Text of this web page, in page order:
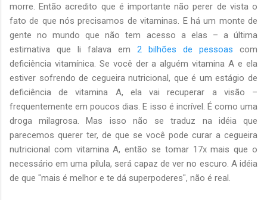
morre. Então acredito que é importante não perer de vista o
fato de que nós precisamos de vitaminas. E há um monte de
gente no mundo que não tem acesso a elas – a última
estimativa que li falava em 2 bilhões de pessoas com
deficiência vitamínica. Se você der a alguém vitamina A e ela
estiver sofrendo de cegueira nutricional, que é um estágio de
deficiência de vitamina A, ela vai recuperar a visão –
frequentemente em poucos dias. E isso é incrível. É como uma
droga milagrosa. Mas isso não se traduz na idéia que
parecemos querer ter, de que se você pode curar a cegueira
nutricional com vitamina A, então se tomar 17x mais que o
necessário em uma pílula, será capaz de ver no escuro. A idéia
de que "mais é melhor e te dá superpoderes", não é real.